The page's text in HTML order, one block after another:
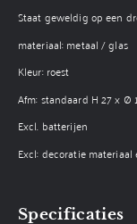
Staat geweldig op een
materiaal: metaal / glas
Kleur: roest
Afm: standaard H 27 x Ø
Excl. batterijen
Excl: decoratie
Specificaties